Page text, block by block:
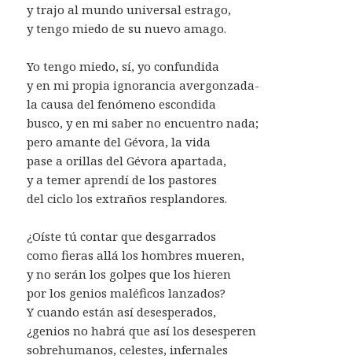
y trajo al mundo universal estrago,
y tengo miedo de su nuevo amago.
Yo tengo miedo, sí, yo confundida
y en mi propia ignorancia avergonzada-
la causa del fenómeno escondida
busco, y en mi saber no encuentro nada;
pero amante del Gévora, la vida
pase a orillas del Gévora apartada,
y a temer aprendí de los pastores
del ciclo los extraños resplandores.
¿Oíste tú contar que desgarrados
como fieras allá los hombres mueren,
y no serán los golpes que los hieren
por los genios maléficos lanzados?
Y cuando están así desesperados,
¿genios no habrá que así los desesperen
sobrehumanos, celestes, infernales